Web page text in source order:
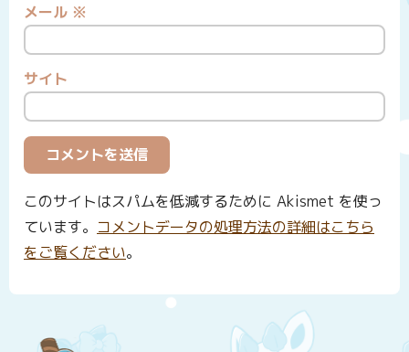
メール ※
サイト
このサイトはスパムを低減するために Akismet を使っ
ています。 コメントデータの処理方法の詳細はこちら
をご覧ください。